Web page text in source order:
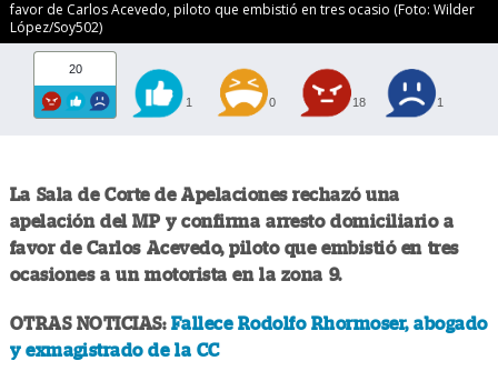
favor de Carlos Acevedo, piloto que embistió en tres ocasio (Foto: Wilder
López/Soy502)
20
1 0 18 1
La Sala de Corte de Apelaciones rechazó una
apelación del MP y confirma arresto domiciliario a
favor de Carlos Acevedo, piloto que embistió en tres
ocasiones a un motorista en la zona 9.
OTRAS NOTICIAS: Fallece Rodolfo Rhormoser, abogado
y exmagistrado de la CC